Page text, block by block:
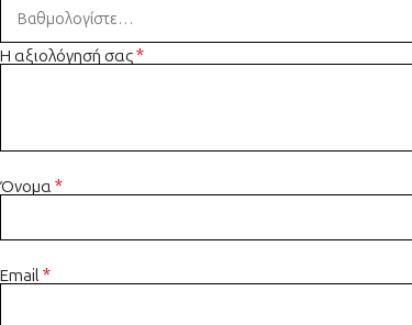
Η αξιολόγησή σας*
Όνομα *
Email *